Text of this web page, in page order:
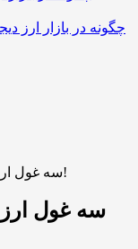
چگونه در بازار ارز
سه غول ارز دیجیتال به سقف تاریخی خود رسیدند!
سه غول